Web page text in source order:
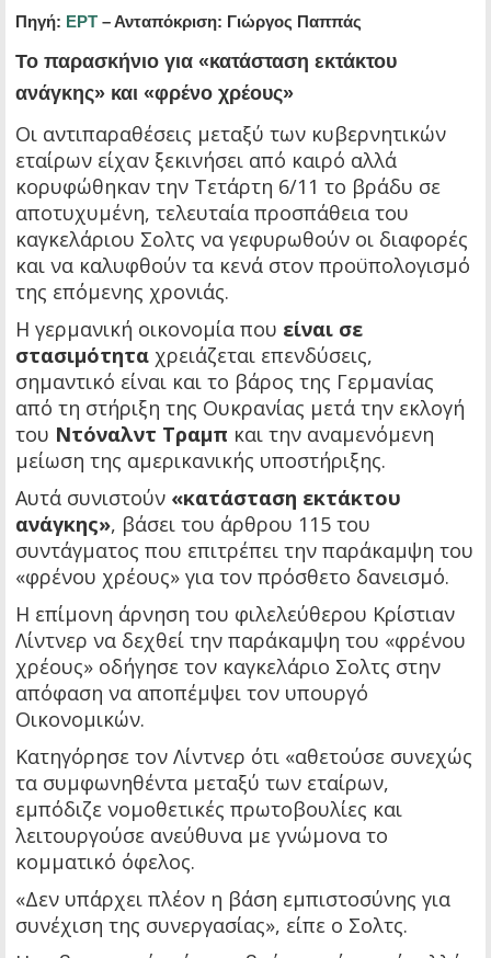
Πηγή: ΕΡΤ – Ανταπόκριση: Γιώργος Παππάς
Το παρασκήνιο για «κατάσταση εκτάκτου
ανάγκης» και «φρένο χρέους»
Οι αντιπαραθέσεις μεταξύ των κυβερνητικών
εταίρων είχαν ξεκινήσει από καιρό αλλά
κορυφώθηκαν την Τετάρτη 6/11 το βράδυ σε
αποτυχυμένη, τελευταία προσπάθεια του
καγκελάριου Σολτς να γεφυρωθούν οι διαφορές
και να καλυφθούν τα κενά στον προϋπολογισμό
της επόμενης χρονιάς.
Η γερμανική οικονομία που είναι σε
στασιμότητα χρειάζεται επενδύσεις,
σημαντικό είναι και το βάρος της Γερμανίας
από τη στήριξη της Ουκρανίας μετά την εκλογή
του Ντόναλντ Τραμπ και την αναμενόμενη
μείωση της αμερικανικής υποστήριξης.
Αυτά συνιστούν «κατάσταση εκτάκτου
ανάγκης», βάσει του άρθρου 115 του
συντάγματος που επιτρέπει την παράκαμψη του
«φρένου χρέους» για τον πρόσθετο δανεισμό.
Η επίμονη άρνηση του φιλελεύθερου Κρίστιαν
Λίντνερ να δεχθεί την παράκαμψη του «φρένου
χρέους» οδήγησε τον καγκελάριο Σολτς στην
απόφαση να αποπέμψει τον υπουργό
Οικονομικών.
Κατηγόρησε τον Λίντνερ ότι «αθετούσε συνεχώς
τα συμφωνηθέντα μεταξύ των εταίρων,
εμπόδιζε νομοθετικές πρωτοβουλίες και
λειτουργούσε ανεύθυνα με γνώμονα το
κομματικό όφελος.
«Δεν υπάρχει πλέον η βάση εμπιστοσύνης για
συνέχιση της συνεργασίας», είπε ο Σολτς.